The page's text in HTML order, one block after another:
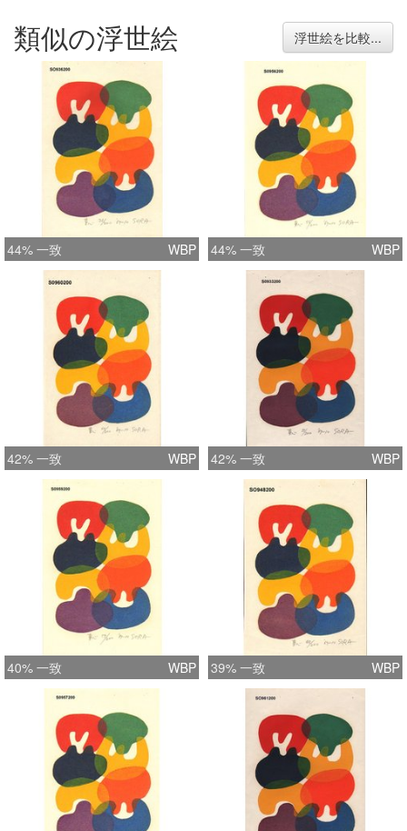
類似の浮世絵 浮世絵を比較...
44% 一致 WBP 44% 一致 WBP
42% 一致 WBP 42% 一致 WBP
40% 一致 WBP 39% 一致 WBP